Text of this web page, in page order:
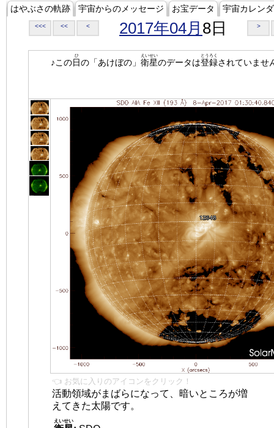
はやぶさの軌跡 宇宙からのメッセージ お宝データ 宇宙カレン
<<< << < 2017年04月 8日 >
♪この日
ひ
の「あけぼの」 衛星
えいせい
のデータは登録
とうろく
されていませ
👈 お気に入りのアイコンをクリック！
活動領域がまばらになって、暗いところが増
えてきた太陽です。
えいせい